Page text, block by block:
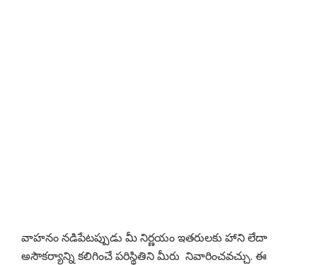
వాహనం నడిపేటప్పుడు మీ నిర్ణయం ఇతరులకు హాని లేదా
అసౌకర్యాన్ని కలిగించే పరిస్థితిని మీరు నివారించవచ్చు. ఈ